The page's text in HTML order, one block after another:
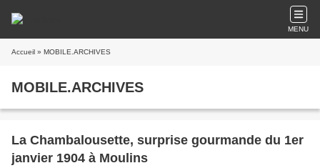
MENU
Accueil » MOBILE.ARCHIVES
MOBILE.ARCHIVES
La Chambalousette, surprise gourmande du 1er
janvier 1904 à Moulins